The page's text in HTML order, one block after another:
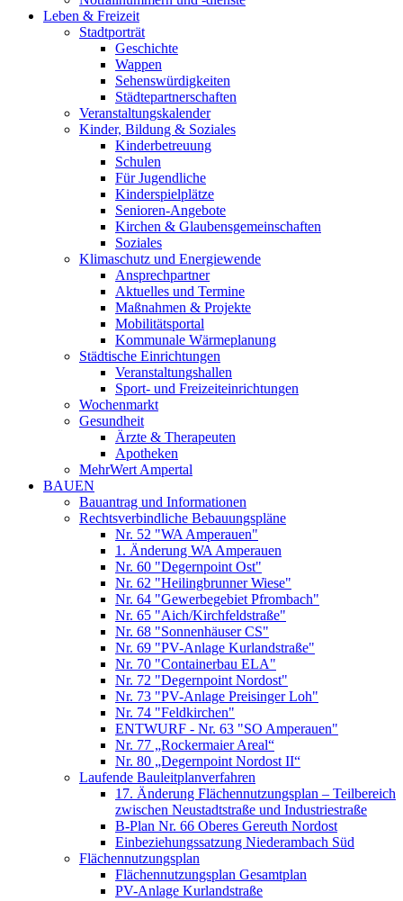
Leben & Freizeit
Stadtporträt
Geschichte
Wappen
Sehenswürdigkeiten
Städtepartnerschaften
Veranstaltungskalender
Kinder, Bildung & Soziales
Kinderbetreuung
Schulen
Für Jugendliche
Kinderspielplätze
Senioren-Angebote
Kirchen & Glaubensgemeinschaften
Soziales
Klimaschutz und Energiewende
Ansprechpartner
Aktuelles und Termine
Maßnahmen & Projekte
Mobilitätsportal
Kommunale Wärmeplanung
Städtische Einrichtungen
Veranstaltungshallen
Sport- und Freizeiteinrichtungen
Wochenmarkt
Gesundheit
Ärzte & Therapeuten
Apotheken
MehrWert Ampertal
BAUEN
Bauantrag und Informationen
Rechtsverbindliche Bebauungspläne
Nr. 52 "WA Amperauen"
1. Änderung WA Amperauen
Nr. 60 "Degernpoint Ost"
Nr. 62 "Heilingbrunner Wiese"
Nr. 64 "Gewerbegebiet Pfrombach"
Nr. 65 "Aich/Kirchfeldstraße"
Nr. 68 "Sonnenhäuser CS"
Nr. 69 "PV-Anlage Kurlandstraße"
Nr. 70 "Containerbau ELA"
Nr. 72 "Degernpoint Nordost"
Nr. 73 "PV-Anlage Preisinger Loh"
Nr. 74 "Feldkirchen"
ENTWURF - Nr. 63 "SO Amperauen"
Nr. 77 „Rockermaier Areal“
Nr. 80 „Degernpoint Nordost II“
Laufende Bauleitplanverfahren
17. Änderung Flächennutzungsplan – Teilbereich
zwischen Neustadtstraße und Industriestraße
B-Plan Nr. 66 Oberes Gereuth Nordost
Einbeziehungssatzung Niederambach Süd
Flächennutzungsplan
Flächennutzungsplan Gesamtplan
PV-Anlage Kurlandstraße